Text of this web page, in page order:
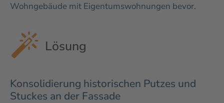
Wohngebäude mit Eigentumswohnungen bevor.
Lösung
Konsolidierung historischen Putzes und
Stuckes an der Fassade